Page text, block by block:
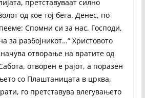
претставуваат силно
од кое тој бега. Денес, по
Спомни си за нас, Господи,
за разбојникот…“ Христовото
отворање на вратите од
отворен е рајот, а поразен
со Плаштаницата в црква,
го претставува влегувањето